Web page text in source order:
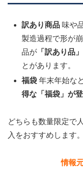
訳あり商品 味や
製造過程で形が
品が 「訳あり品
とがあります。
福袋 年末年始な
得な「福袋」が
どちらも数量限定で
入をおすすめします。
情報